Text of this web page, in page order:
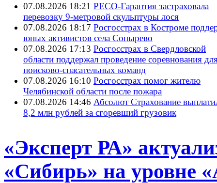
07.08.2026 18:21 РЕСО-Гарантия застраховала
перевозку 9-метровой скульптуры лося
07.08.2026 18:17 Росгосстрах в Костроме
юных активистов села Сопырево
07.08.2026 17:13 Росгосстрах в Свердловской
области поддержал проведение соревнования
поисково‑спасательных команд
07.08.2026 16:10 Росгосстрах помог жителю
Челябинской области после пожара
07.08.2026 14:46 Абсолют Страхование
8,2 млн рублей за сгоревший грузовик
«Эксперт РА»
«Сибирь» на уровне